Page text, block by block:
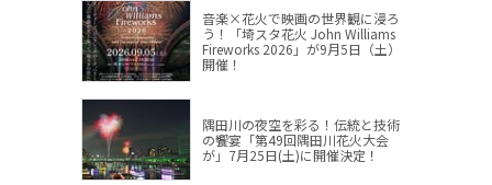
音楽×花火で映画の世界観に浸ろ
う！「埼スタ花火 John Williams
Fireworks 2026」が9月5日（土）
開催！
隅田川の夜空を彩る！伝統と技術
の饗宴「第49回隅田川花火大会
が」7月25日(土)に開催決定！